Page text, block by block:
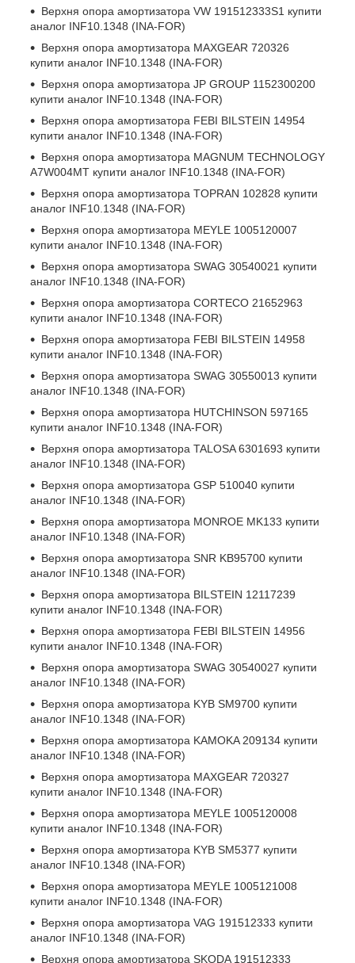
Верхня опора амортизатора VW 191512333S1 купити
аналог INF10.1348 (INA-FOR)
Верхня опора амортизатора MAXGEAR 720326
купити аналог INF10.1348 (INA-FOR)
Верхня опора амортизатора JP GROUP 1152300200
купити аналог INF10.1348 (INA-FOR)
Верхня опора амортизатора FEBI BILSTEIN 14954
купити аналог INF10.1348 (INA-FOR)
Верхня опора амортизатора MAGNUM TECHNOLOGY
A7W004MT купити аналог INF10.1348 (INA-FOR)
Верхня опора амортизатора TOPRAN 102828 купити
аналог INF10.1348 (INA-FOR)
Верхня опора амортизатора MEYLE 1005120007
купити аналог INF10.1348 (INA-FOR)
Верхня опора амортизатора SWAG 30540021 купити
аналог INF10.1348 (INA-FOR)
Верхня опора амортизатора CORTECO 21652963
купити аналог INF10.1348 (INA-FOR)
Верхня опора амортизатора FEBI BILSTEIN 14958
купити аналог INF10.1348 (INA-FOR)
Верхня опора амортизатора SWAG 30550013 купити
аналог INF10.1348 (INA-FOR)
Верхня опора амортизатора HUTCHINSON 597165
купити аналог INF10.1348 (INA-FOR)
Верхня опора амортизатора TALOSA 6301693 купити
аналог INF10.1348 (INA-FOR)
Верхня опора амортизатора GSP 510040 купити
аналог INF10.1348 (INA-FOR)
Верхня опора амортизатора MONROE MK133 купити
аналог INF10.1348 (INA-FOR)
Верхня опора амортизатора SNR KB95700 купити
аналог INF10.1348 (INA-FOR)
Верхня опора амортизатора BILSTEIN 12117239
купити аналог INF10.1348 (INA-FOR)
Верхня опора амортизатора FEBI BILSTEIN 14956
купити аналог INF10.1348 (INA-FOR)
Верхня опора амортизатора SWAG 30540027 купити
аналог INF10.1348 (INA-FOR)
Верхня опора амортизатора KYB SM9700 купити
аналог INF10.1348 (INA-FOR)
Верхня опора амортизатора KAMOKA 209134 купити
аналог INF10.1348 (INA-FOR)
Верхня опора амортизатора MAXGEAR 720327
купити аналог INF10.1348 (INA-FOR)
Верхня опора амортизатора MEYLE 1005120008
купити аналог INF10.1348 (INA-FOR)
Верхня опора амортизатора KYB SM5377 купити
аналог INF10.1348 (INA-FOR)
Верхня опора амортизатора MEYLE 1005121008
купити аналог INF10.1348 (INA-FOR)
Верхня опора амортизатора VAG 191512333 купити
аналог INF10.1348 (INA-FOR)
Верхня опора амортизатора SKODA 191512333